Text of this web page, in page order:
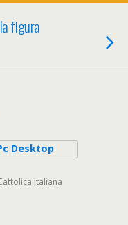
la figura
Desktop
Italiana